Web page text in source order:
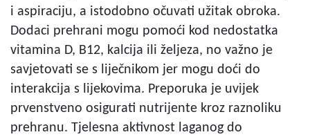
i aspiraciju, a istodobno očuvati užitak obroka.
Dodaci prehrani mogu pomoći kod nedostatka
vitamina D, B12, kalcija ili željeza, no važno je
savjetovati se s liječnikom jer mogu doći do
interakcija s lijekovima. Preporuka je uvijek
prvenstveno osigurati nutrijente kroz raznoliku
prehranu. Tjelesna aktivnost laganog do